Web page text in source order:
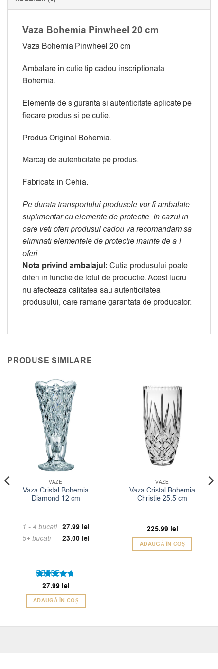
Vaza Bohemia Pinwheel 20 cm
Vaza Bohemia Pinwheel 20 cm
Ambalare in cutie tip cadou inscriptionata
Bohemia.
Elemente de siguranta si autenticitate aplicate pe
fiecare produs si pe cutie.
Produs Original Bohemia.
Marcaj de autenticitate pe produs.
Fabricata in Cehia.
Pe durata transportului produsele vor fi ambalate
suplimentar cu elemente de protectie. In cazul in
care veti oferi produsul cadou va recomandam sa
eliminati elementele de protectie inainte de a-l
oferi.
Nota privind ambalajul: Cutia produsului poate
diferi in functie de lotul de productie. Acest lucru
nu afecteaza calitatea sau autenticitatea
produsului, care ramane garantata de producator.
PRODUSE SIMILARE
VAZE
Vaza Cristal Bohemia
Diamond 12 cm
1 - 4 bucati 27.99 lei
5+ bucati 23.00 lei
Evaluat la
4.67din 5
27.99 lei
ADAUGĂ ÎN COȘ
VAZE
Vaza Cristal Bohemia
Christie 25.5 cm
225.99 lei
ADAUGĂ ÎN COȘ